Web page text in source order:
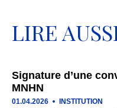
LIRE
Signature d’une
MNHN
01.04.2026 INSTITUTION